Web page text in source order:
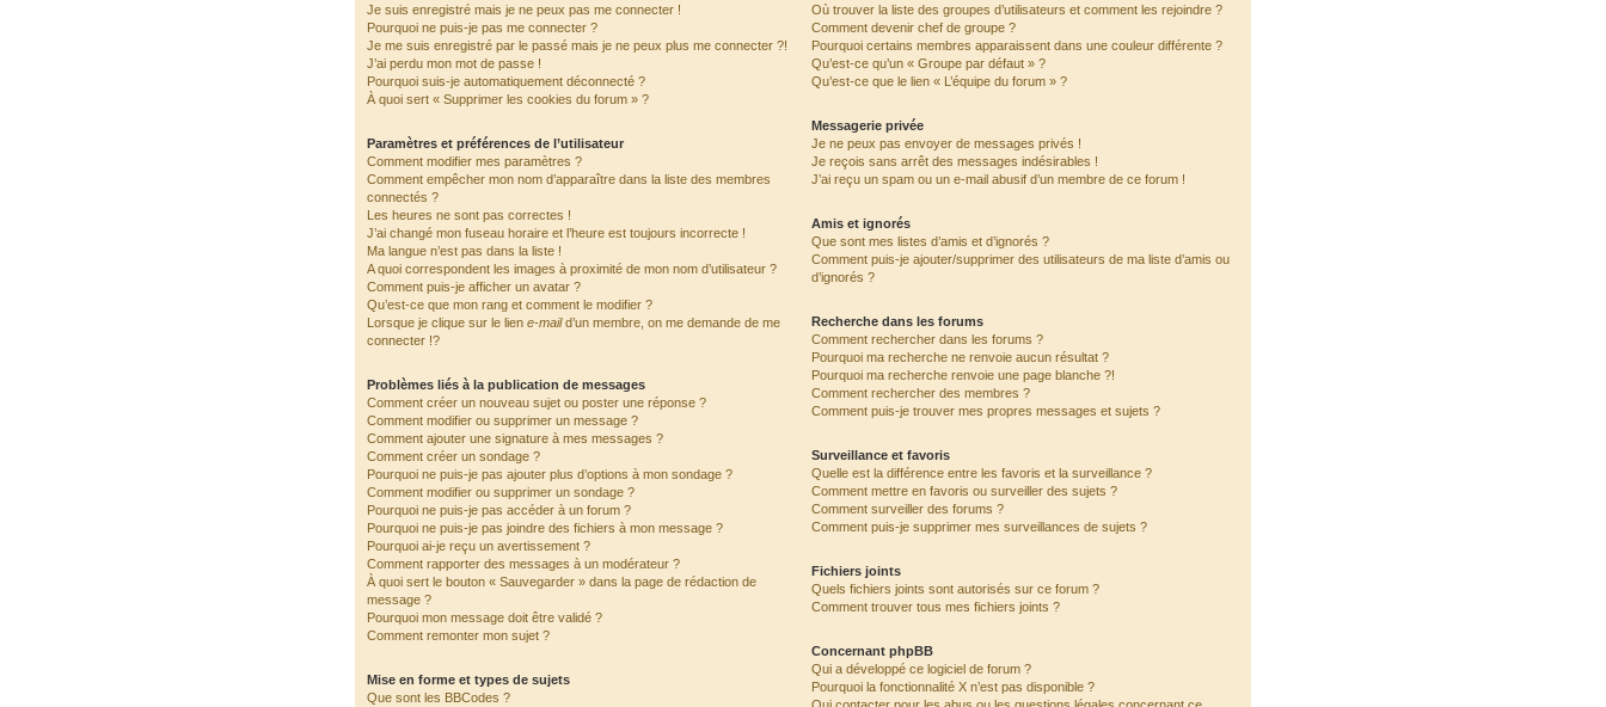
Je suis enregistré mais je ne peux pas me connecter !
Pourquoi ne puis-je pas me connecter ?
Je me suis enregistré par le passé mais je ne peux plus me connecter ?!
J’ai perdu mon mot de passe !
Pourquoi suis-je automatiquement déconnecté ?
À quoi sert « Supprimer les cookies du forum » ?
Paramètres et préférences de l’utilisateur
Comment modifier mes paramètres ?
Comment empêcher mon nom d’apparaître dans la liste des membres
connectés ?
Les heures ne sont pas correctes !
J’ai changé mon fuseau horaire et l’heure est toujours incorrecte !
Ma langue n’est pas dans la liste !
A quoi correspondent les images à proximité de mon nom d’utilisateur ?
Comment puis-je afficher un avatar ?
Qu’est-ce que mon rang et comment le modifier ?
Lorsque je clique sur le lien e-maild’un membre, on me demande de me
connecter !?
Problèmes liés à la publication de messages
Comment créer un nouveau sujet ou poster une réponse ?
Comment modifier ou supprimer un message ?
Comment ajouter une signature à mes messages ?
Comment créer un sondage ?
Pourquoi ne puis-je pas ajouter plus d’options à mon sondage ?
Comment modifier ou supprimer un sondage ?
Pourquoi ne puis-je pas accéder à un forum ?
Pourquoi ne puis-je pas joindre des fichiers à mon message ?
Pourquoi ai-je reçu un avertissement ?
Comment rapporter des messages à un modérateur ?
À quoi sert le bouton « Sauvegarder » dans la page de rédaction de
message ?
Pourquoi mon message doit être validé ?
Comment remonter mon sujet ?
Mise en forme et types de sujets
Que sont les BBCodes ?
Où trouver la liste des groupes d’utilisateurs et comment les rejoindre ?
Comment devenir chef de groupe ?
Pourquoi certains membres apparaissent dans une couleur différente ?
Qu’est-ce qu’un « Groupe par défaut » ?
Qu’est-ce que le lien « L’équipe du forum » ?
Messagerie privée
Je ne peux pas envoyer de messages privés !
Je reçois sans arrêt des messages indésirables !
J’ai reçu un spam ou un e-mail abusif d’un membre de ce forum !
Amis et ignorés
Que sont mes listes d’amis et d’ignorés ?
Comment puis-je ajouter/supprimer des utilisateurs de ma liste d’amis ou
d’ignorés ?
Recherche dans les forums
Comment rechercher dans les forums ?
Pourquoi ma recherche ne renvoie aucun résultat ?
Pourquoi ma recherche renvoie une page blanche ?!
Comment rechercher des membres ?
Comment puis-je trouver mes propres messages et sujets ?
Surveillance et favoris
Quelle est la différence entre les favoris et la surveillance ?
Comment mettre en favoris ou surveiller des sujets ?
Comment surveiller des forums ?
Comment puis-je supprimer mes surveillances de sujets ?
Fichiers joints
Quels fichiers joints sont autorisés sur ce forum ?
Comment trouver tous mes fichiers joints ?
Concernant phpBB
Qui a développé ce logiciel de forum ?
Pourquoi la fonctionnalité X n’est pas disponible ?
Qui contacter pour les abus ou les questions légales concernant ce